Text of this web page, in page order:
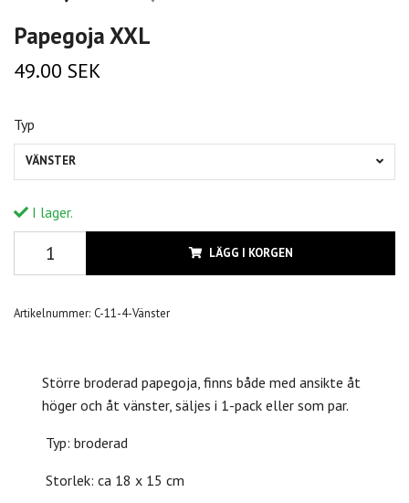
Papegoja XXL
49.00 SEK
Typ
VÄNSTER
I lager.
LÄGG I KORGEN
Artikelnummer: C-11-4-Vänster
Större broderad papegoja, finns både med ansikte åt
höger och åt vänster, säljes i 1-pack eller som par.
Typ: broderad
Storlek: ca 18 x 15 cm